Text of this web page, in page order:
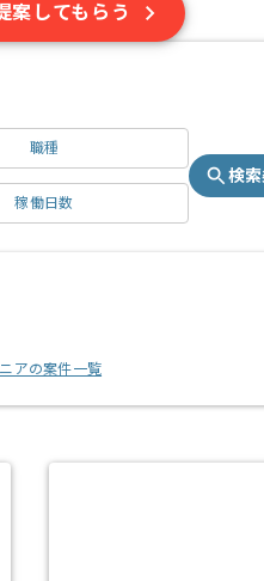
案してもらう
職種
稼働日数
検
アの案件一覧